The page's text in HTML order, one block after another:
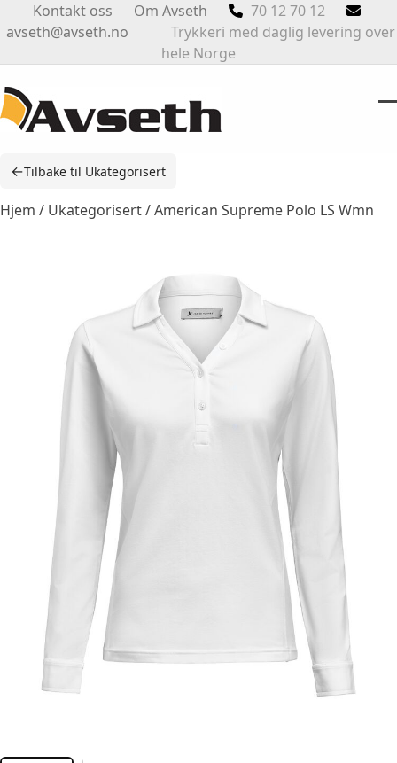
to
Kontakt oss Om Avseth
70 12 70 12
avseth@avseth.no Trykkeri med daglig levering over
hele Norge
←Tilbake til Ukategorisert
Hjem / Ukategorisert/ American Supreme Polo LS Wmn